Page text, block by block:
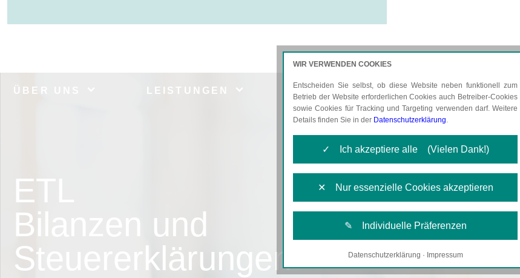
ÜBER UNS LEISTUNGEN AKTUELLES KARRIERE
ETL
Bilanzen und
Steuererklärungen
WIR VERWENDEN COOKIES
Entscheiden Sie selbst, ob diese Website neben funktionell zum
Betrieb der Website erforderlichen Cookies auch Betreiber-Cookies
sowie Cookies für Tracking und Targeting verwenden darf. Weitere
Details finden Sie in der Datenschutzerklärung.
✓ Ich akzeptiere alle (Vielen Dank!)
✕ Nur essenzielle Cookies akzeptieren
✎ Individuelle Präferenzen
Notwendige Cookies
Datenschutzerklärung · Impressum